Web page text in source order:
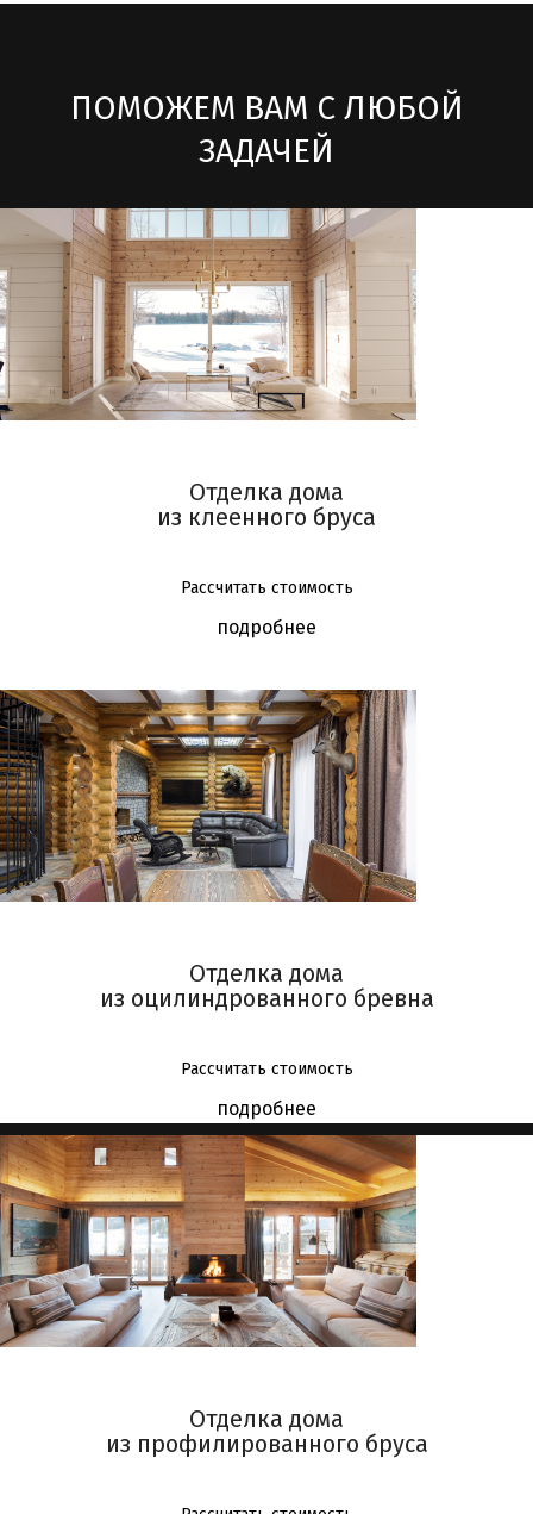
ПОМОЖЕМ ВАМ С ЛЮБОЙ
ЗАДАЧЕЙ
Отделка дома
из клеенного бруса
Рассчитать стоимость
подробнее
Отделка дома
из оцилиндрованного бревна
Рассчитать стоимость
подробнее
Отделка дома
из профилированного бруса